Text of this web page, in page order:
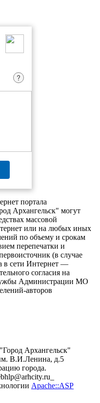
?
портала
Архангельск" могут
массовой
или на любых иных
по объему и срокам
перепечатки и
(в случае
в сети Интернет —
согласия на
Администрации МО
авторов
Архангельск"
В.И.Ленина, д.5
города.
Apache::ASP